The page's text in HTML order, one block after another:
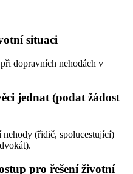
situaci
dopravních nehodách v
jednat (podat žádost
(řidič, spolucestující)
pro řešení životní